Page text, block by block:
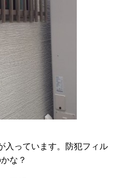
入っています。防犯フィル
な？